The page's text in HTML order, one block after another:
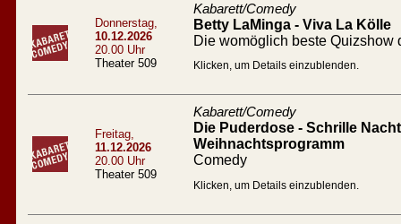
Donnerstag,
10.12.2026
20.00 Uhr
Theater 509
Kabarett/Comedy
Betty LaMinga - Viva La Kölle
Die womöglich beste Quizshow
Klicken, um Details einzublenden.
Freitag,
11.12.2026
20.00 Uhr
Theater 509
Kabarett/Comedy
Die Puderdose - Schrille
Weihnachtsprogramm
Comedy
Klicken, um Details einzublenden.